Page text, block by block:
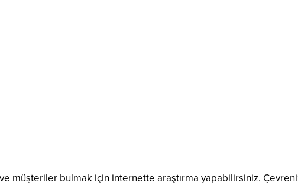
müşteriler bulmak için internette araştırma yapabilirsiniz.